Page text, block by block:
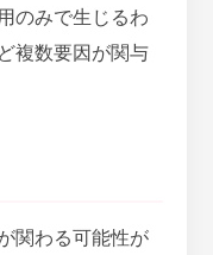
のみで生じるわ
複数要因が関与
関わる可能性が